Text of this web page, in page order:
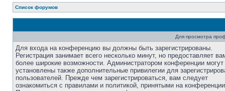
Список форумов
Для просмотра
Для входа на конференцию вы должны быть зарегистрированы.
Регистрация занимает всего несколько минут, но предоставляет
более широкие возможности. Администратором конференции
установлены также дополнительные привилегии для
пользователей. Прежде чем зарегистрироваться, вам следует
ознакомиться с правилами и политикой, принятыми на